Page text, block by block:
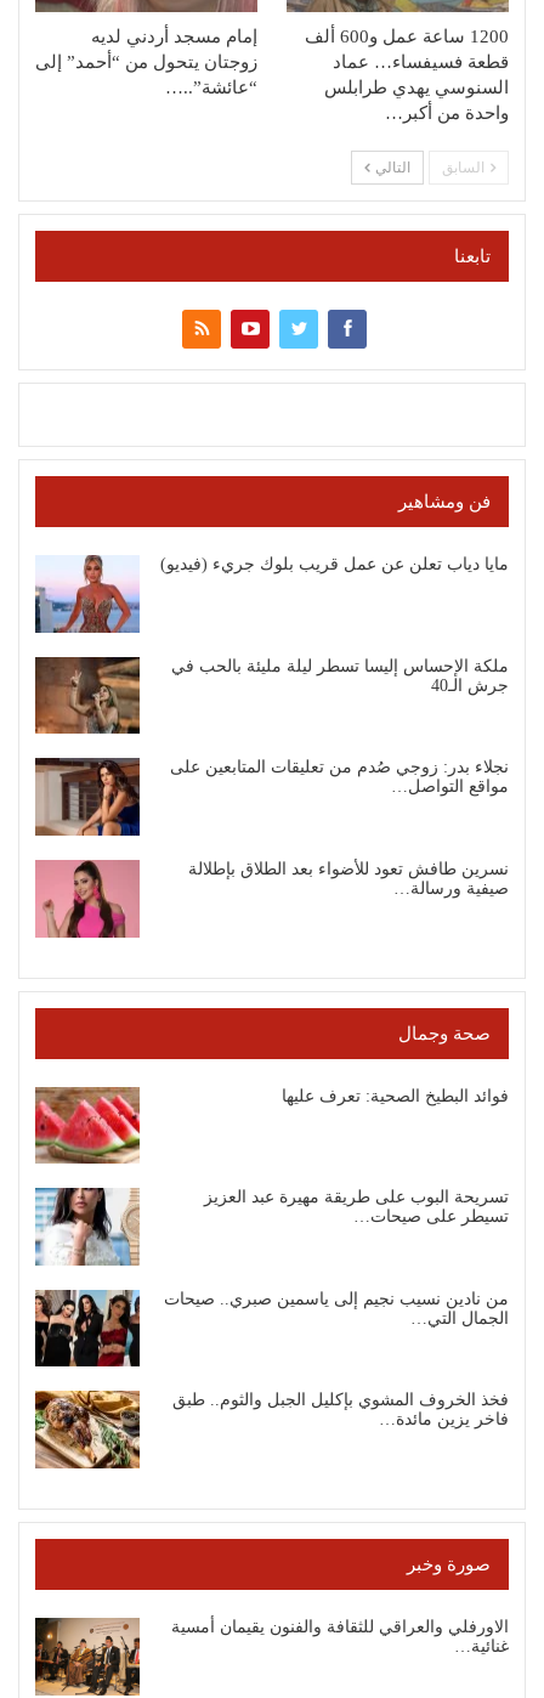
1200 ساعة عمل و600 ألف
قطعة فسيفساء… عماد
السنوسي يهدي طرابلس
واحدة من أكبر…
إمام مسجد أردني لديه
زوجتان يتحول من “أحمد” إلى
“عائشة”..…
السابق التالي
تابعنا
فن ومشاهير
مايا دياب تعلن عن عمل قريب بلوك جريء (فيديو)
ملكة الإحساس إليسا تسطر ليلة مليئة بالحب في
جرش الـ40
نجلاء بدر: زوجي صُدم من تعليقات المتابعين على
مواقع التواصل…
نسرين طافش تعود للأضواء بعد الطلاق بإطلالة
صيفية ورسالة…
صحة وجمال
فوائد البطيخ الصحية: تعرف عليها
تسريحة البوب على طريقة مهيرة عبد العزيز
تسيطر على صيحات…
من نادين نسيب نجيم إلى ياسمين صبري.. صيحات
الجمال التي…
فخذ الخروف المشوي بإكليل الجبل والثوم.. طبق
فاخر يزين مائدة…
صورة وخبر
الاورفلي والعراقي للثقافة والفنون يقيمان أمسية
غنائية…